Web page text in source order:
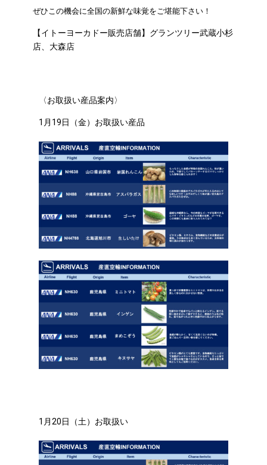
ぜひこの機会に全国の新鮮な味覚をご堪能下さい！
【イトーヨーカドー販売店舗】 グランツリー武蔵小杉
店、大森店
〈お取扱い産品案内〉
1月19日（金）お取扱い産品
1月20日（土）お取扱い